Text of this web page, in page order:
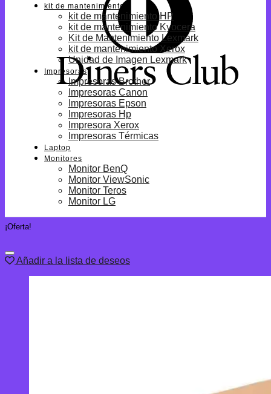
kit de mantenimiento
kit de mantenimiento HP
kit de mantenimiento Kyocera
Kit de Mantenimiento Lexmark
kit de mantenimiento Xerox
Unidad de Imagen Lexmark
Impresoras
Impresoras Brother
Impresoras Canon
Impresoras Epson
Impresoras Hp
Impresora Xerox
Impresoras Térmicas
Laptop
Monitores
Monitor BenQ
Monitor ViewSonic
Monitor Teros
Monitor LG
¡Oferta!
Añadir a la lista de deseos